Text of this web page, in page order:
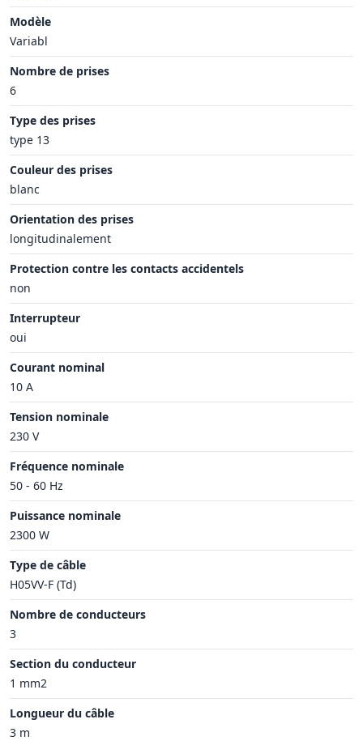
Modèle
Variabl
Nombre de prises
6
Type des prises
type 13
Couleur des prises
blanc
Orientation des prises
longitudinalement
Protection contre les contacts accidentels
non
Interrupteur
oui
Courant nominal
10 A
Tension nominale
230 V
Fréquence nominale
50 - 60 Hz
Puissance nominale
2300 W
Type de câble
H05VV-F (Td)
Nombre de conducteurs
3
Section du conducteur
1 mm2
Longueur du câble
3 m